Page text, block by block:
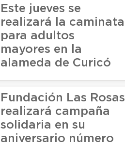
Este jueves se
realizará la caminata
para adultos
mayores en la
alameda de Curicó
Fundación Las Rosas
realizará campaña
solidaria en su
aniversario número